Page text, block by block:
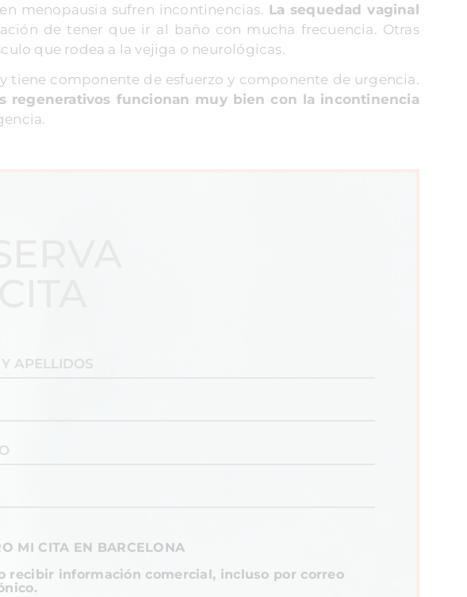
menopausia sufren incontinencias. La sequedad vaginal
de tener que ir al baño con mucha frecuencia. Otras
que rodea a la vejiga o neurológicas.
tiene componente de esfuerzo y componente de urgencia.
regenerativos funcionan muy bien con la incontinencia
MI CITA EN BARCELONA
recibir información comercial, incluso por correo